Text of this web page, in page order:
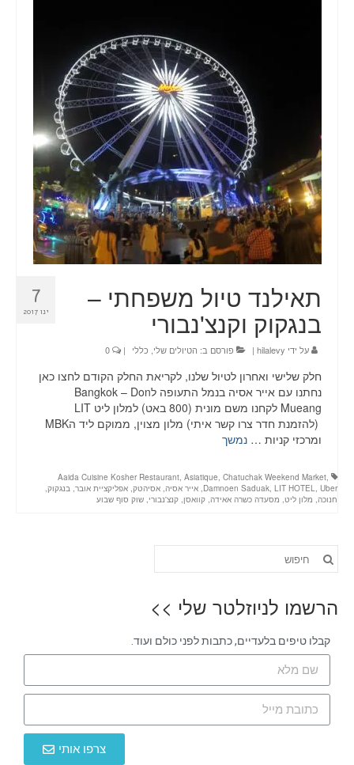
תכנון טיול בהתאמה אישית
Planning a trip? Here it all begins!
עמוד הבית
7
ינו 2017 תאילנד טיול משפחתי –
בנגקוק וקנצ'נבורי
על ידי hilalevy
| פורסם ב: הטיולים שלי כללי |
חלק שלישי ואחרון לטיול שלנו, לקריאת החלק הקודם לחצו כאן
נחתנו עם אייר אסיה בנמל התעופה לBangkok – Don
Mueang לקחנו משם מונית (800 באט) למלון ליט LIT
(להזמנת חדר צרו קשר איתי) מלון מצוין, ממוקם ליד הMBK
ומרכזי קניות … נמשך
Aaida Cuisine Kosher Restaurant, Asiatique, Chatuchak Weekend Market,
Damnoen Saduak, LIT HOTEL, Uber
, אייר אסיה, אסיהטק, אפליקציית אובר, בנגקוק,
חנוכה, מלון ליט, מסעדה כשרה אאידה, קוואסן, קנצ'נבורי, שוק סוף שבוע
הרשמו לניוזלטר שלי >>
קבלו טיפים בלעדיים, כתבות לפני כולם ועוד.
צרפו אותי